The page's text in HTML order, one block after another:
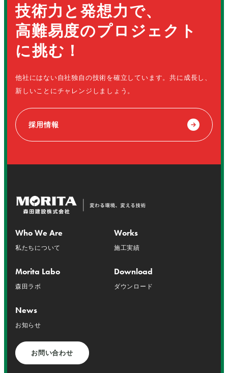
技術力と発想力で、
高難易度のプロジェクト
に挑む！
他社にはない自社独自の技術を確立しています。共に成長し、
新しいことにチャレンジしましょう。
採用情報
Who We Are
私たちについて
Works
施工実績
Morita Labo
森田ラボ
News
お知らせ
Download
ダウンロード
お問い合わせ